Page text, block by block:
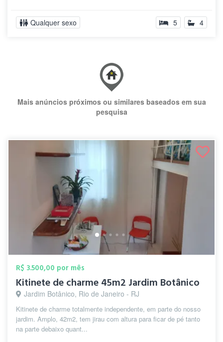
Qualquer sexo 5 4
Mais anúncios próximos ou similares baseados em sua
pesquisa
R$ 3.500,00 por mês
Kitinete de charme 45m2 Jardim Botânico
Jardim Botânico, Rio de Janeiro - RJ
Kitinete de charme totalmente independente, em parte do nosso
jardim. Amplo, 42m2, tem jirau com altura para ficar de pé tanto
na parte debaixo quant...